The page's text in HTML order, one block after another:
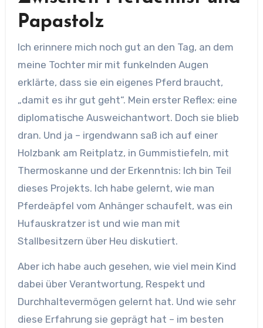
Papastolz
Ich erinnere mich noch gut an den Tag, an dem
meine Tochter mir mit funkelnden Augen
erklärte, dass sie ein eigenes Pferd braucht,
„damit es ihr gut geht“. Mein erster Reflex: eine
diplomatische Ausweichantwort. Doch sie blieb
dran. Und ja – irgendwann saß ich auf einer
Holzbank am Reitplatz, in Gummistiefeln, mit
Thermoskanne und der Erkenntnis: Ich bin Teil
dieses Projekts. Ich habe gelernt, wie man
Pferdeäpfel vom Anhänger schaufelt, was ein
Hufauskratzer ist und wie man mit
Stallbesitzern über Heu diskutiert.
Aber ich habe auch gesehen, wie viel mein Kind
dabei über Verantwortung, Respekt und
Durchhaltevermögen gelernt hat. Und wie sehr
diese Erfahrung sie geprägt hat – im besten